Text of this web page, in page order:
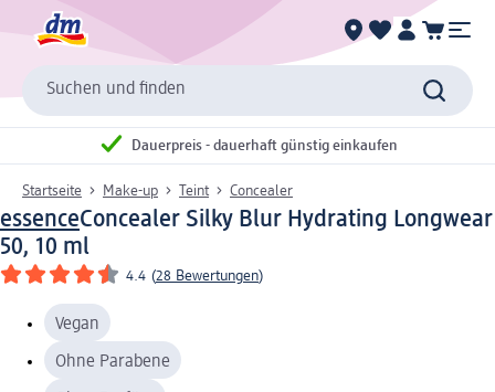
Suchen und finden
Dauerpreis - dauerhaft günstig einkaufen
Startseite Make-up Teint Concealer
essenceConcealer Silky Blur Hydrating Longwear
50, 10 ml
4.4 (28 Bewertungen)
Vegan
Ohne Parabene